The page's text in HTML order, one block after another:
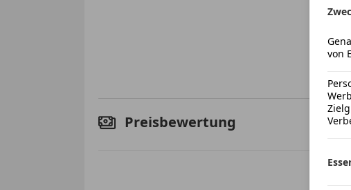
Preisbewertung
von